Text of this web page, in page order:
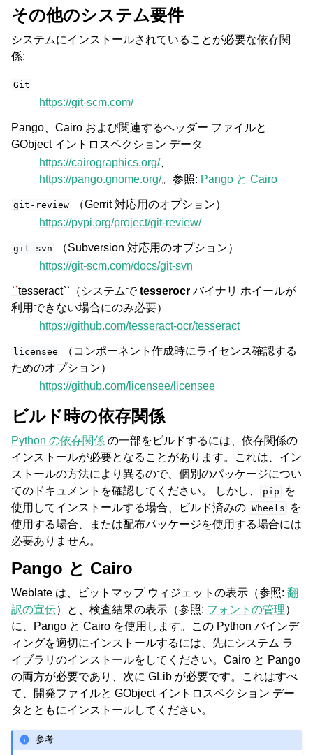
その他のシステム要件
システムにインストールされていることが必要な依存関
係:
Git
https://git-scm.com/
Pango、Cairo および関連するヘッダー ファイルと
GObject イントロスペクション データ
https://cairographics.org/、
https://pango.gnome.org/。参照: Pango と Cairo
git-review
（Gerrit 対応用のオプション）
https://pypi.org/project/git-review/
git-svn
（Subversion 対応用のオプション）
https://git-scm.com/docs/git-svn
``tesseract``（システムでtesserocr バイナリ ホイールが
利用できない場合にのみ必要）
https://github.com/tesseract-ocr/tesseract
licensee
（コンポーネント作成時にライセンス確認する
ためのオプション）
https://github.com/licensee/licensee
ビルド時の依存関係
Python の依存関係 の一部をビルドするには、依存関係の
インストールが必要となることがあります。これは、イン
ストールの方法により異るので、個別のパッケージについ
てのドキュメントを確認してください。 しかし、
pip
を
使用してインストールする場合、ビルド済みの Wheels
を
使用する場合、または配布パッケージを使用する場合には
必要ありません。
Pango と Cairo
Weblate は、ビットマップ ウィジェットの表示（参照: 翻
訳の宣伝）と、検査結果の表示（参照: フォントの管理）
に、Pango と Cairo を使用します。この Python バインデ
ィングを適切にインストールするには、先にシステム ラ
イブラリのインストールをしてください。Cairo と Pango
の両方が必要であり、次に GLib が必要です。これはすべ
て、開発ファイルと GObject イントロスペクション デー
タとともにインストールしてください。
参考